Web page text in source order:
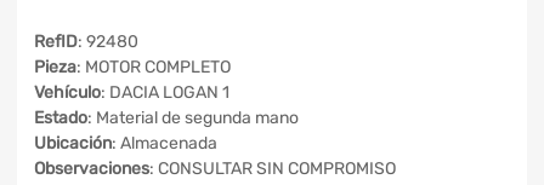
RefID: 92480
Pieza: MOTOR COMPLETO
Vehículo: DACIA LOGAN 1
Estado: Material de segunda mano
Ubicación: Almacenada
Observaciones: CONSULTAR SIN COMPROMISO